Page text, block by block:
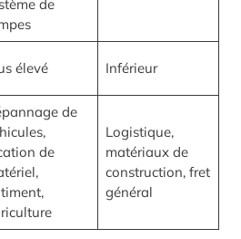
de
élevé Inférieur
de
de
Logistique,
matériaux de
construction, fret
général